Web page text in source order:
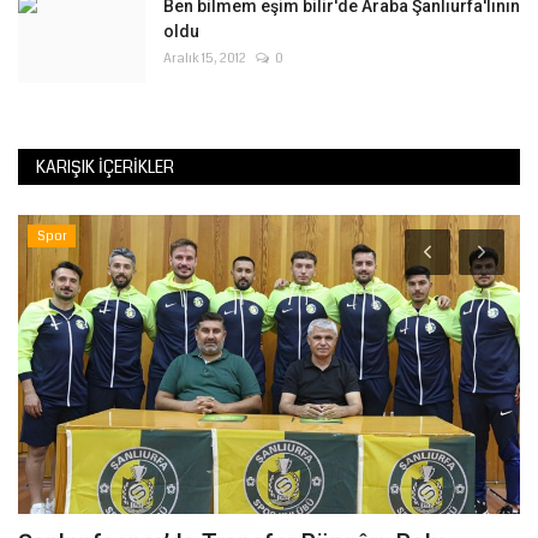
Ben bilmem eşim bilir'de Araba Şanlıurfa'lının
oldu
Aralık 15, 2012 0
KARIŞIK İÇERIKLER
Spor